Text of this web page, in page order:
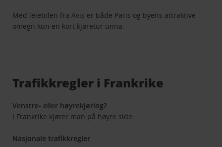
Med leiebilen fra Avis er både Paris og byens attraktive
omegn kun en kort kjøretur unna.
Trafikkregler i Frankrike
Venstre- eller høyrekjøring?
I Frankrike kjører man på høyre side.
Nasjonale trafikkregler